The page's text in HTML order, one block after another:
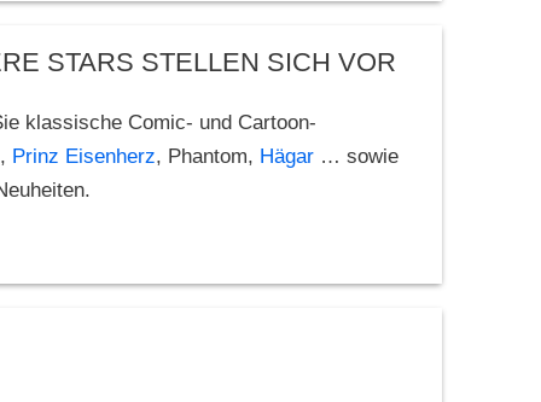
STARS STELLEN SICH VOR
klassische Comic- und Cartoon-
, Prinz Eisenherz, Phantom, Hägar … sowie